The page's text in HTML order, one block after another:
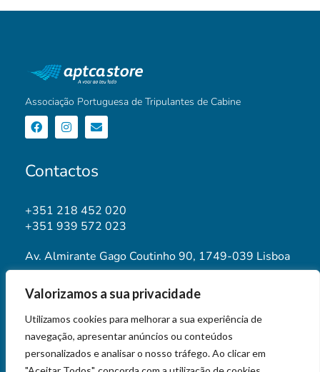
Valorizamos a sua privacidade
Utilizamos cookies para melhorar a sua experiência de
navegação, apresentar anúncios ou conteúdos
personalizados e analisar o nosso tráfego. Ao clicar em
Associação Portuguesa de Tripulantes de Cabine
Contactos
+351 218 452 020
+351 939 572 023
Av. Almirante Gago Coutinho 90, 1749-039 Lisboa
geral@aptca.pt
www.aptca.pt